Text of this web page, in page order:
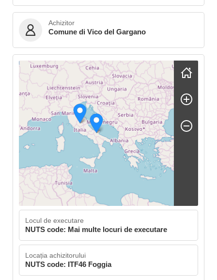
Achizitor
Comune di Vico del Gargano
Skip map
Locul de executare
NUTS code: Mai multe locuri de executare
Locația achizitorului
NUTS code: ITF46 Foggia